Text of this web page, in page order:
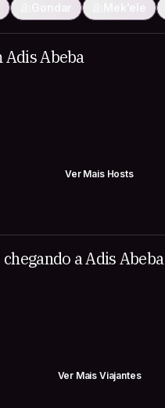
Gondar Mek'ele
Adis Abeba
Ver Mais Hosts
a Adis Abeba
Ver Mais Viajantes